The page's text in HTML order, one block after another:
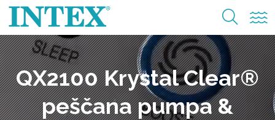
QX2100 Krystal Clear®
peščana pumpa &